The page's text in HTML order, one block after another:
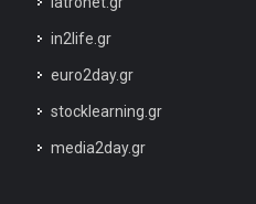
in2life.gr
euro2day.gr
stocklearning.gr
media2day.gr